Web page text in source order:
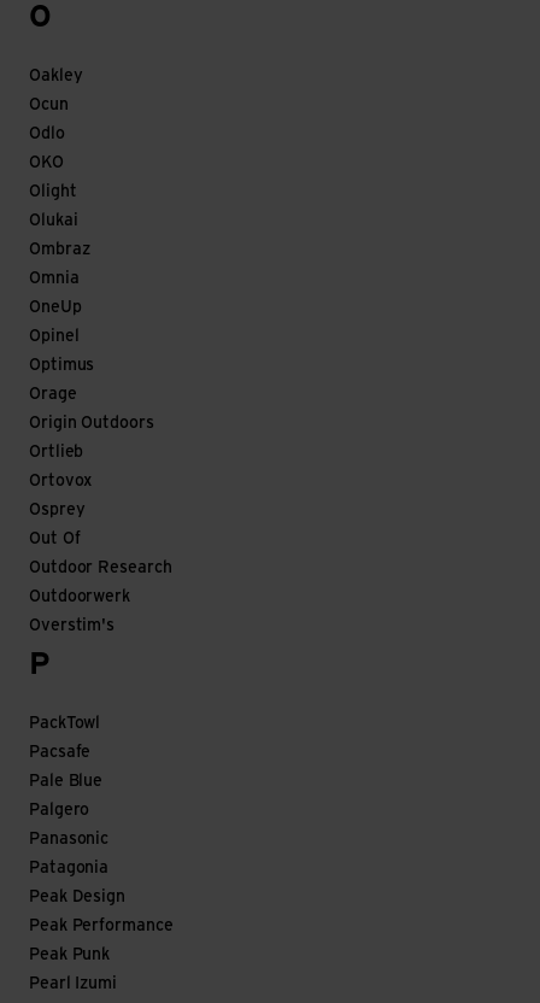
O
Oakley
Ocun
Odlo
OKO
Olight
Olukai
Ombraz
Omnia
OneUp
Opinel
Optimus
Orage
Origin Outdoors
Ortlieb
Ortovox
Osprey
Out Of
Outdoor Research
Outdoorwerk
Overstim's
P
PackTowl
Pacsafe
Pale Blue
Palgero
Panasonic
Patagonia
Peak Design
Peak Performance
Peak Punk
Pearl Izumi